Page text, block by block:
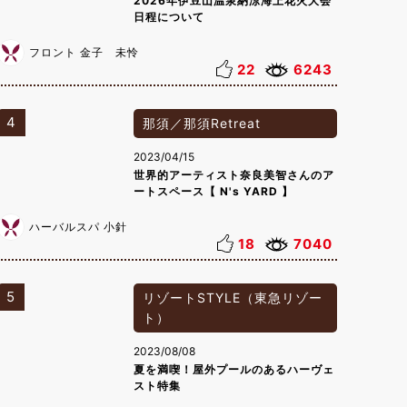
日程について
フロント 金子 未怜
22 6243
4 那須／那須Retreat
2023/04/15
世界的アーティスト奈良美智さんのア
ートスペース【 N's YARD 】
ハーバルスパ 小針
18 7040
5
リゾートSTYLE（東急リゾー
ト）
2023/08/08
夏を満喫！屋外プールのあるハーヴェ
スト特集